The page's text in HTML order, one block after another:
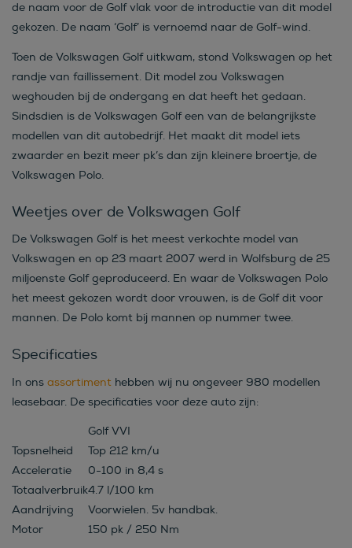
de naam voor de Golf vlak voor de introductie van dit model
gekozen. De naam ‘Golf’ is vernoemd naar de Golf-wind.
Toen de Volkswagen Golf uitkwam, stond Volkswagen op het
randje van faillissement. Dit model zou Volkswagen
weghouden bij de ondergang en dat heeft het gedaan.
Sindsdien is de Volkswagen Golf een van de belangrijkste
modellen van dit autobedrijf. Het maakt dit model iets
zwaarder en bezit meer pk’s dan zijn kleinere broertje, de
Volkswagen Polo.
Weetjes over de Volkswagen Golf
De Volkswagen Golf is het meest verkochte model van
Volkswagen en op 23 maart 2007 werd in Wolfsburg de 25
miljoenste Golf geproduceerd. En waar de Volkswagen Polo
het meest gekozen wordt door vrouwen, is de Golf dit voor
mannen. De Polo komt bij mannen op nummer twee.
Specificaties
In ons assortiment hebben wij nu ongeveer 980 modellen
leasebaar. De specificaties voor deze auto zijn:
Golf VVI
Topsnelheid
Top 212 km/u
Acceleratie
0-100 in 8,4 s
Totaalverbruik4.7 l/100 km
Aandrijving
Voorwielen. 5v handbak.
Motor
150 pk / 250 Nm